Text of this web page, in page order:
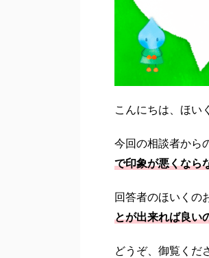
こんにちは、ほい
今回の相談者から
で印象が悪くなら
回答者のほいくの
とが出来れば良い
どうぞ、御覧くだ